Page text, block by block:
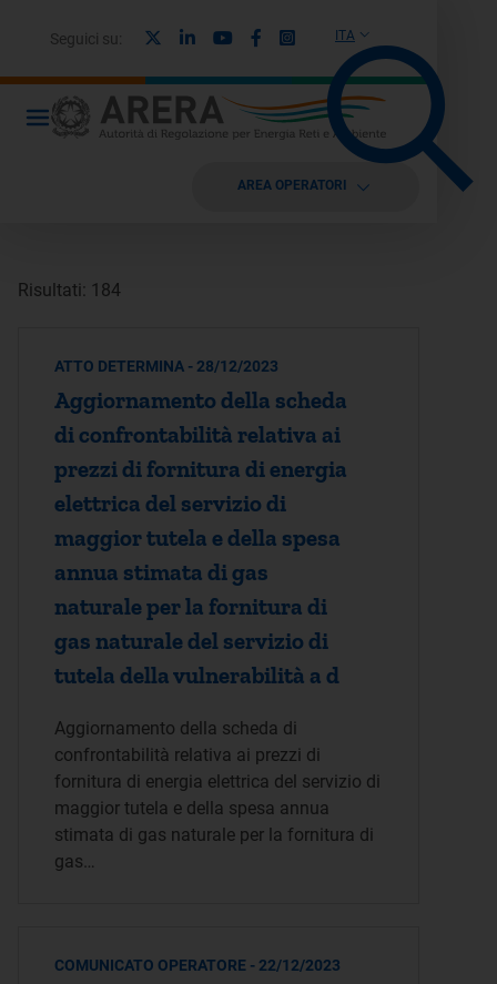
ITA
Seguici su: LinkedinYoutubeFacebook
Instagram
AREA OPERATORI
Risultati: 184
ATTO DETERMINA - 28/12/2023
Aggiornamento della scheda
di confrontabilità relativa ai
prezzi di fornitura di energia
elettrica del servizio di
maggior tutela e della spesa
annua stimata di gas
naturale per la fornitura di
gas naturale del servizio di
tutela della vulnerabilità a d
Aggiornamento della scheda di
confrontabilità relativa ai prezzi di
fornitura di energia elettrica del servizio di
maggior tutela e della spesa annua
stimata di gas naturale per la fornitura di
gas…
COMUNICATO OPERATORE - 22/12/2023